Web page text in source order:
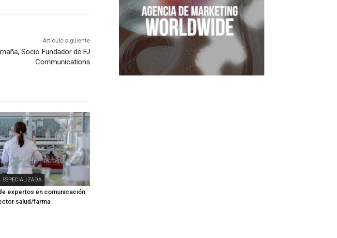
Artículo siguiente
Socio Fundador de FJ
Communications
ESPECIALIZADA
expertos en comunicación
salud/farma